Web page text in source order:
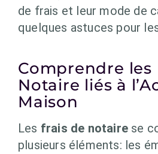
de frais et leur mode de
quelques astuces pour
Comprendre les
Notaire liés à
Maison
Les frais de notaire se
plusieurs éléments: les